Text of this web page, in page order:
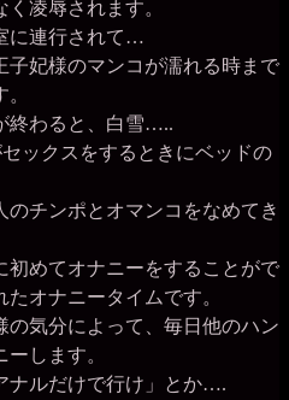
凌辱されます。
に連行されて…
子妃様のマンコが濡れる時まで
終わると、白雪…..
ックスをするときにベッドの
チンポとオマンコをなめてき
初めてオナニーをすることがで
オナニータイムです。
の気分によって、毎日他のハン
します。
ナルだけで行け」とか….